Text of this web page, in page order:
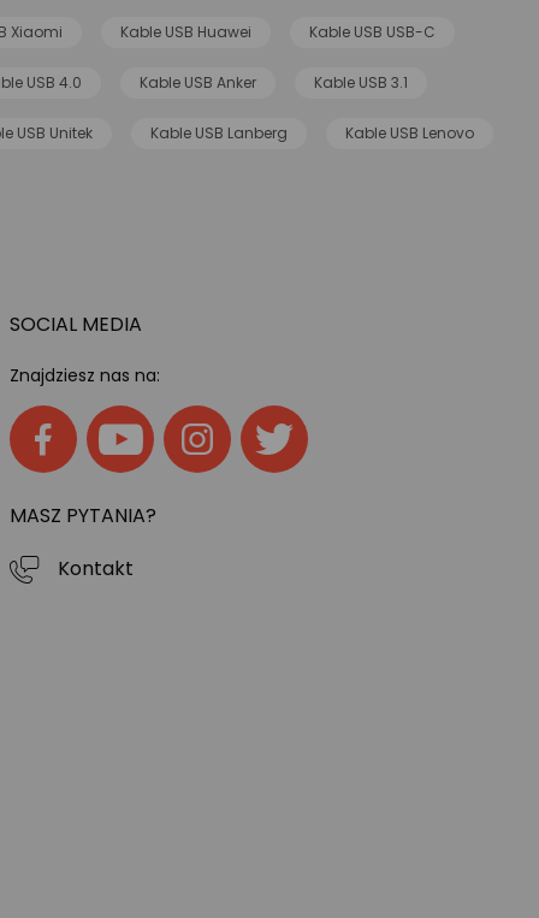
Xiaomi Kable USB Huawei Kable USB USB-C
USB 4.0 Kable USB Anker Kable USB 3.1
USB Unitek Kable USB Lanberg Kable USB Lenovo
SOCIAL MEDIA
Znajdziesz nas na:
MASZ PYTANIA?
Kontakt